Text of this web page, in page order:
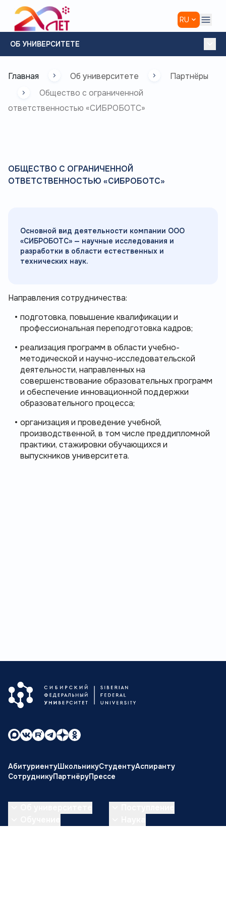
ОБ УНИВЕРСИТЕТЕ
RU
,
Главная Об университете
Партнёры
Общество с ограниченной
ответственностью «СИБРОБОТС»
ОБЩЕСТВО С ОГРАНИЧЕННОЙ
ОТВЕТСТВЕННОСТЬЮ «СИБРОБОТС»
Основной вид деятельности компании ООО
«СИБРОБОТС» — научные исследования и
разработки в области естественных и
технических наук.
Направления сотрудничества:
подготовка, повышение квалификации и
профессиональная переподготовка кадров;
реализация программ в области учебно-
методической и научно-исследовательской
деятельности, направленных на
совершенствование образовательных программ
и обеспечение инновационной поддержки
образовательного процесса;
организация и проведение учебной,
производственной, в том числе преддипломной
практики, стажировки обучающихся и
выпускников университета.
АбитуриентуШкольникуСтудентуАспиранту
СотрудникуПартнёруПрессе